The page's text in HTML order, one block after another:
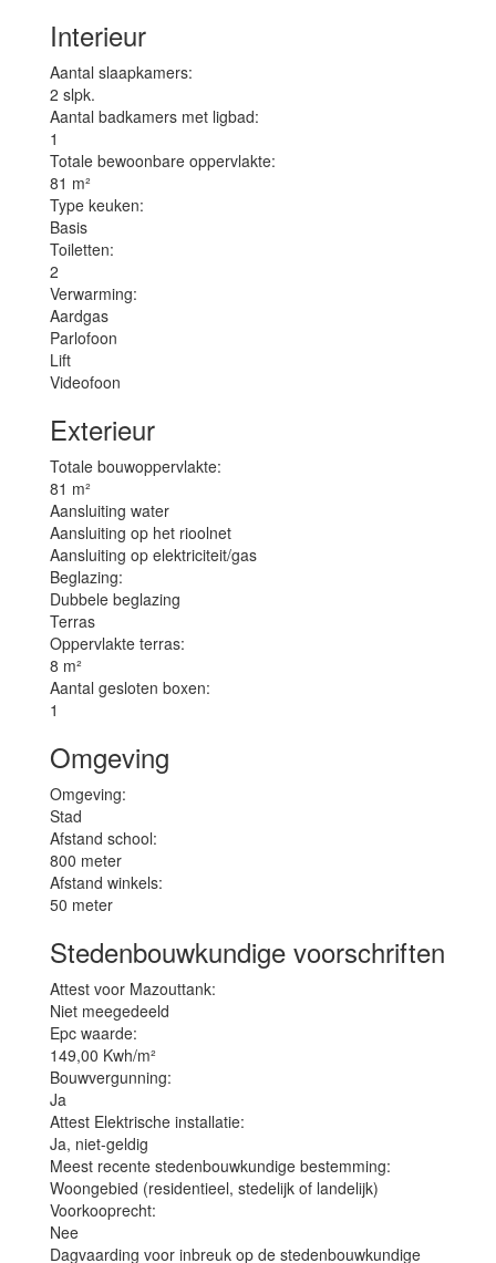
Interieur
Aantal slaapkamers:
2 slpk.
Aantal badkamers met ligbad:
1
Totale bewoonbare oppervlakte:
81 m²
Type keuken:
Basis
Toiletten:
2
Verwarming:
Aardgas
Parlofoon
Lift
Videofoon
Exterieur
Totale bouwoppervlakte:
81 m²
Aansluiting water
Aansluiting op het rioolnet
Aansluiting op elektriciteit/gas
Beglazing:
Dubbele beglazing
Terras
Oppervlakte terras:
8 m²
Aantal gesloten boxen:
1
Omgeving
Omgeving:
Stad
Afstand school:
800 meter
Afstand winkels:
50 meter
Stedenbouwkundige voorschriften
Attest voor Mazouttank:
Niet meegedeeld
Epc waarde:
149,00 Kwh/m²
Bouwvergunning:
Ja
Attest Elektrische installatie:
Ja, niet-geldig
Meest recente stedenbouwkundige bestemming:
Woongebied (residentieel, stedelijk of landelijk)
Voorkooprecht:
Nee
Dagvaarding voor inbreuk op de stedenbouwkundige